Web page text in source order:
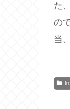
た
の
当